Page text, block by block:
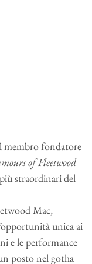
membro fondatore
of Fleetwood
straordinari del
Mac,
unica ai
e le performance
posto nel gotha